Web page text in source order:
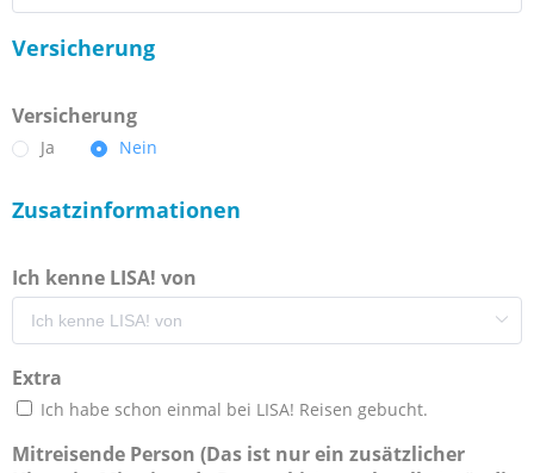
Versicherung
Versicherung
Ja Nein
Zusatzinformationen
Ich kenne LISA! von
Extra
Ich habe schon einmal bei LISA! Reisen gebucht.
Mitreisende Person (Das ist nur ein zusätzlicher